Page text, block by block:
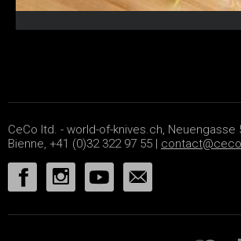
CeCo ltd. - world-of-knives.ch, Neuengasse
Bienne, +41 (0)32 322 97 55 |